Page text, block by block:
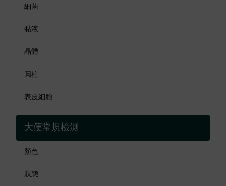
細菌
黏液
晶體
圓柱
表皮細胞
大便常規檢測
顏色
狀態